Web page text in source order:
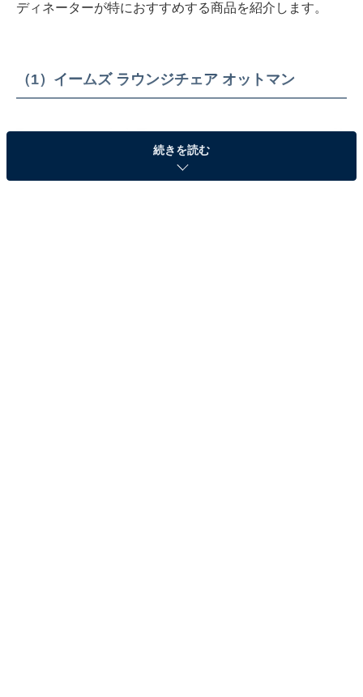
ディネーターが特におすすめする商品を紹介します。
（1）イームズ ラウンジチェア オットマン
続きを読む